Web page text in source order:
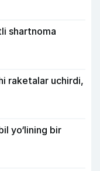
shartnoma
raketalar uchirdi,
yo‘lining bir